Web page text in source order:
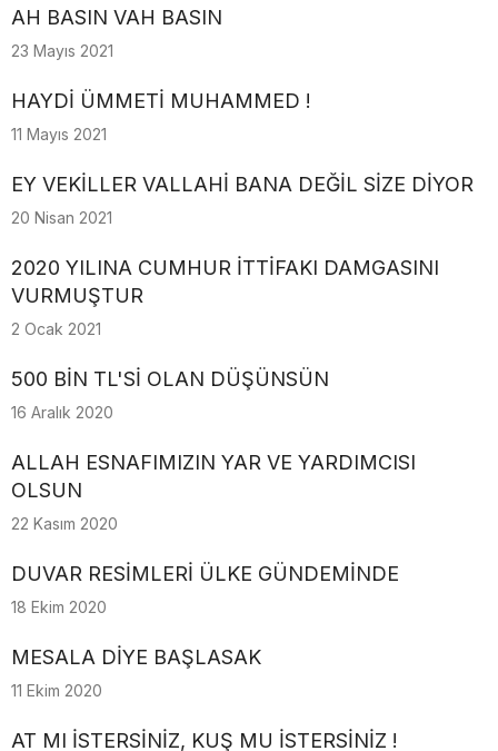
AH BASIN VAH BASIN
23 Mayıs 2021
HAYDİ ÜMMETİ MUHAMMED !
11 Mayıs 2021
EY VEKİLLER VALLAHİ BANA DEĞİL SİZE DİYOR
20 Nisan 2021
2020 YILINA CUMHUR İTTİFAKI DAMGASINI
VURMUŞTUR
2 Ocak 2021
500 BİN TL'Sİ OLAN DÜŞÜNSÜN
16 Aralık 2020
ALLAH ESNAFIMIZIN YAR VE YARDIMCISI
OLSUN
22 Kasım 2020
DUVAR RESİMLERİ ÜLKE GÜNDEMİNDE
18 Ekim 2020
MESALA DİYE BAŞLASAK
11 Ekim 2020
AT MI İSTERSİNİZ, KUŞ MU İSTERSİNİZ !